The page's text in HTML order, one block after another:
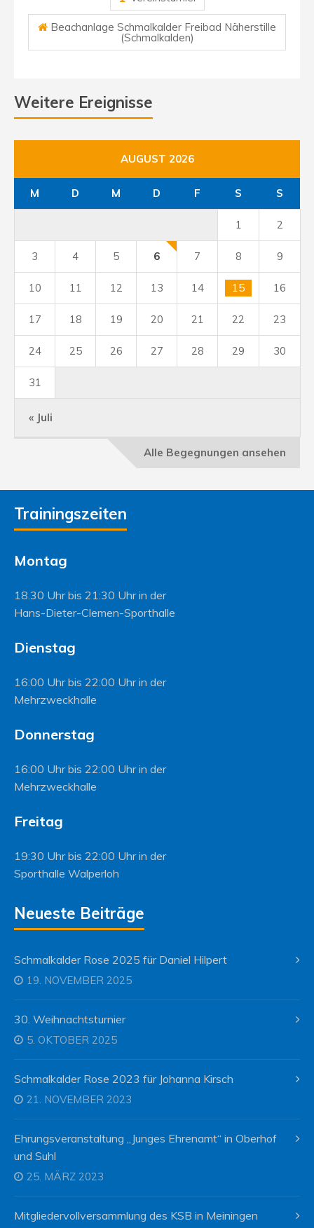
Beachanlage Schmalkalder Freibad Näherstille
(Schmalkalden)
Weitere Ereignisse
AUGUST 2026
M D M D F S S
« Juli
1 2
3 4 5 6 7 8 9
10 11 12 13 14 15 16
17 18 19 20 21 22 23
24 25 26 27 28 29 30
31
Alle Begegnungen ansehen
Trainingszeiten
Montag
18.30 Uhr bis 21:30 Uhr in der
Hans-Dieter-Clemen-Sporthalle
Dienstag
16:00 Uhr bis 22:00 Uhr in der
Mehrzweckhalle
Donnerstag
16:00 Uhr bis 22:00 Uhr in der
Mehrzweckhalle
Freitag
19:30 Uhr bis 22:00 Uhr in der
Sporthalle Walperloh
Neueste Beiträge
Schmalkalder Rose 2025 für Daniel Hilpert
19. NOVEMBER 2025
30. Weihnachtsturnier
5. OKTOBER 2025
Schmalkalder Rose 2023 für Johanna Kirsch
21. NOVEMBER 2023
Ehrungsveranstaltung „Junges Ehrenamt“ in Oberhof
und Suhl
25. MÄRZ 2023
Mitgliedervollversammlung des KSB in Meiningen